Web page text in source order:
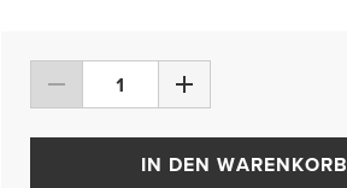
IN DEN WARENKORB